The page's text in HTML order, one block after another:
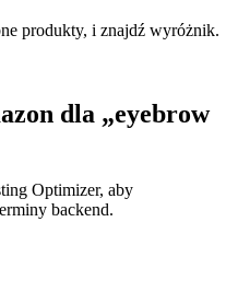
produkty, i znajdź wyróżnik.
dla „eyebrow
Optimizer, aby
backend.